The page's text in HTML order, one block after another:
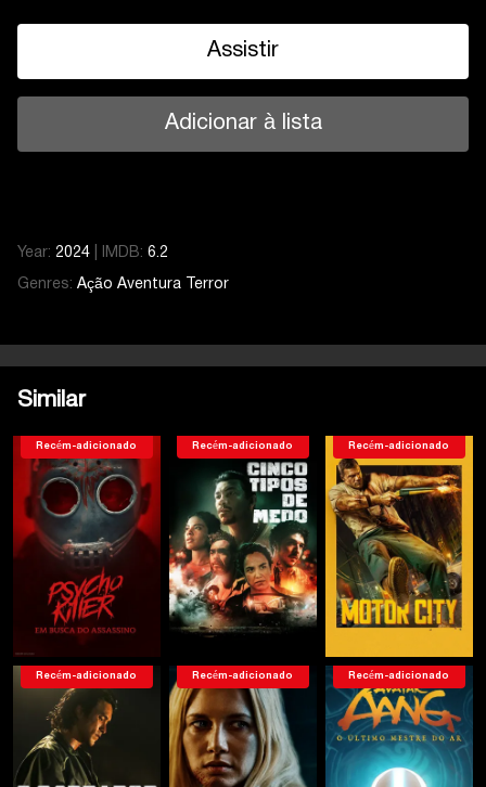
Assistir
Adicionar à lista
Year: 2024 IMDB: 6.2
Genres: Ação Aventura Terror
Similar
Recém-adicionado Recém-adicionado Recém-adicionado
Recém-adicionado Recém-adicionado Recém-adicionado